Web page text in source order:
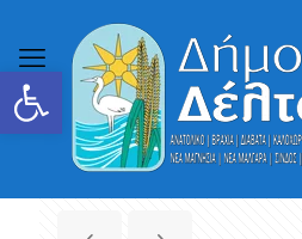
Ανοίξτε τη γραμμή εργαλείων